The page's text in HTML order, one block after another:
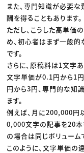
また、専門知識が必要
酬を得ることもあります。
ただし、こうした高単価
め、初心者はまず一般的
です。
さらに、原稿料は1文字
文字単価が0.1円から1
円から3円、専門的な知
ます。
例えば、月に200,000円
0,000文字の記事を20本
の場合は同じボリューム
このように、文字単価の